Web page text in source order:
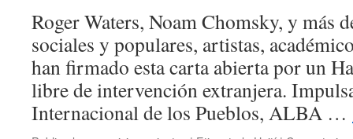
y
entre
los
pueblos
Roger Waters, Noam Chomsky, y más
sociales y populares, artistas,
han firmado esta carta abierta por un
libre de intervención extranjera.
Internacional de los Pueblos, ALBA …